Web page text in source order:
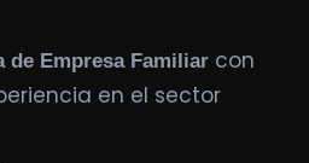
de Empresa Familiar con
en el sector